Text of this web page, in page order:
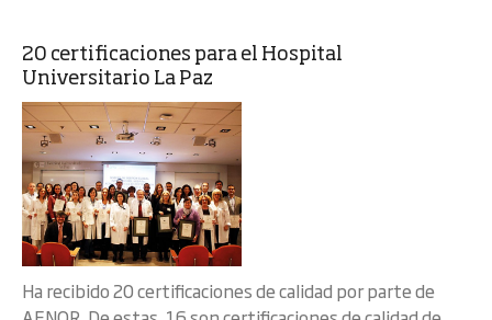
20 certificaciones para el Hospital
Universitario La Paz
Ha recibido 20 certificaciones de calidad por parte de